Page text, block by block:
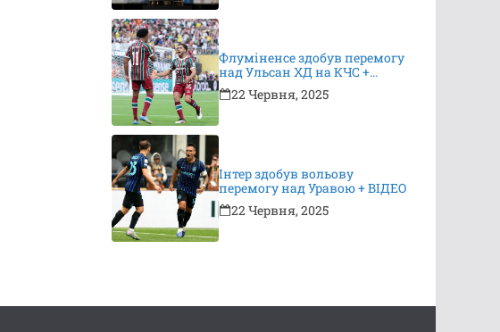
Флуміненсе здобув перемогу
над Ульсан ХД на КЧС +
ВІДЕО
22 Червня, 2025
Інтер здобув вольову
перемогу над Уравою + ВІДЕО
22 Червня, 2025